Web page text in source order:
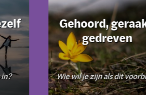
Gehoord, geraakt,
gedreven
Wie wil je zijn als dit voorbij